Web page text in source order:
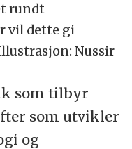
rundt
vil dette gi
Nussir
som tilbyr
som utvikler
og